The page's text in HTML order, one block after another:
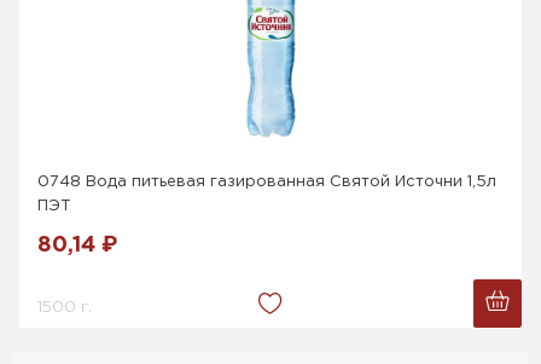
0748 Вода питьевая газированная Святой Источни 1,5л
ПЭТ
80,14 ₽
1500 г.